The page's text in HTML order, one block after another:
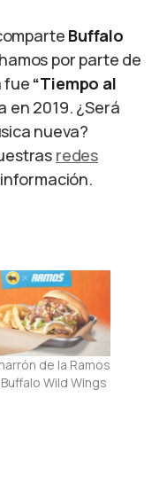
Buffalo
por parte de
fue “Tiempo al
en 2019. ¿Será
nueva?
redes
de la Ramos
Wild Wings